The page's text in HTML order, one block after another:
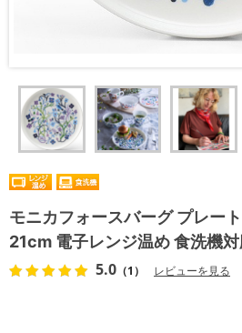
モニカフォースバーグ プレー
21cm 電子レンジ温め 食洗機
5.0 （1） レビューを見る